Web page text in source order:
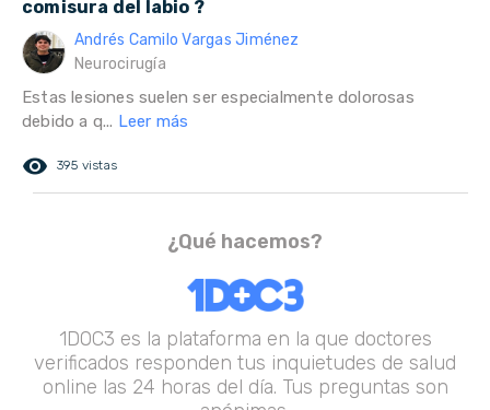
comisura del labio ?
Andrés Camilo Vargas Jiménez
Neurocirugía
Estas lesiones suelen ser especialmente dolorosas
debido a q... Leer más
remove_red_eye 395 vistas
¿Qué hacemos?
1DOC3 es la plataforma en la que doctores
verificados responden tus inquietudes de salud
online las 24 horas del día. Tus preguntas son